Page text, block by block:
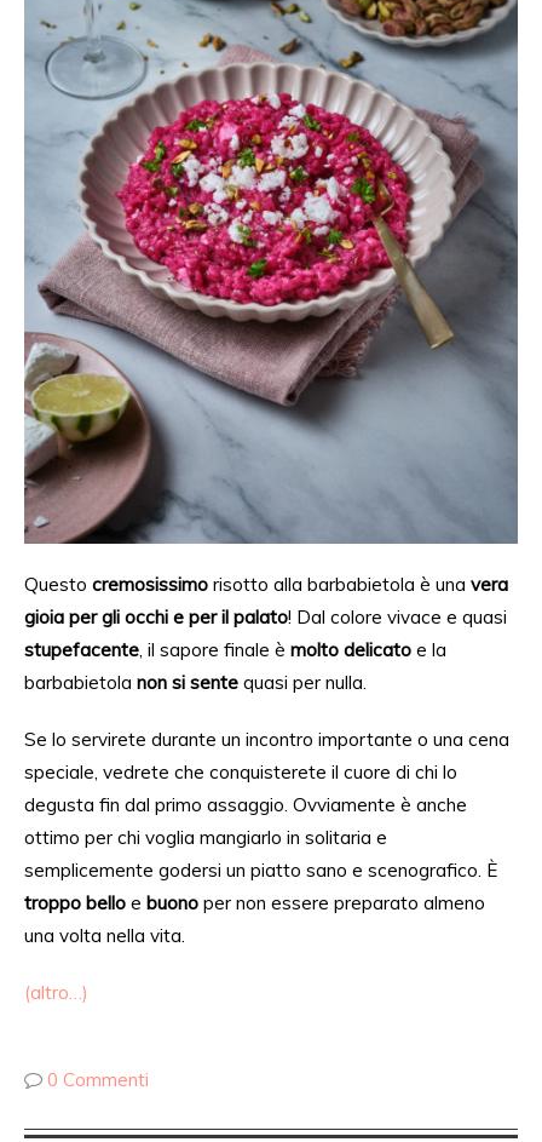
Questo cremosissimo risotto alla barbabietola è una vera
gioia per gli occhi e per il palato! Dal colore vivace e quasi
stupefacente, il sapore finale è molto delicato e la
barbabietola non si sente quasi per nulla.
Se lo servirete durante un incontro importante o una cena
speciale, vedrete che conquisterete il cuore di chi lo
degusta fin dal primo assaggio. Ovviamente è anche
ottimo per chi voglia mangiarlo in solitaria e
semplicemente godersi un piatto sano e scenografico. È
troppo bello e buono per non essere preparato almeno
una volta nella vita.
(altro…)
0 Commenti